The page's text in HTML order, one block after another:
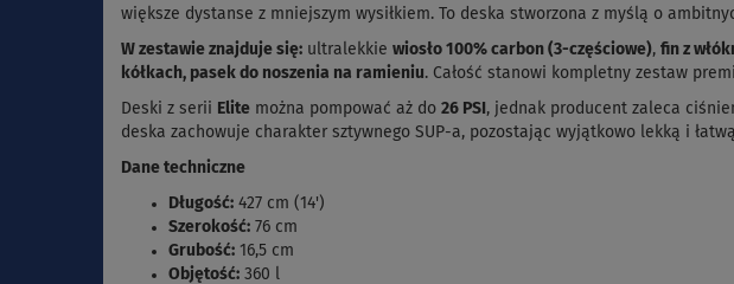
większe dystanse z mniejszym wysiłkiem. To deska stworzona z myślą o
W zestawie znajduje się: ultralekkie wiosło 100% carbon (3-częściowe), fin z
kółkach, pasek do noszenia na ramieniu. Całość stanowi kompletny zestaw
Deski z serii Elite można pompować aż do 26 PSI , jednak producent zaleca
deska zachowuje charakter sztywnego SUP-a, pozostając wyjątkowo lekką i
Dane techniczne
Długość: 427 cm (14')
Szerokość: 76 cm
Grubość: 16,5 cm
Objętość: 360 l